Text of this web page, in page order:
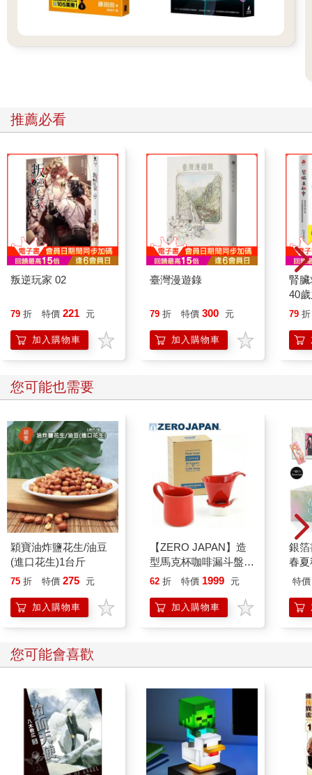
推薦必看
叛逆玩家 02
79 折 特價 221 元
加入購物車
臺灣漫遊錄
79 折 特價 300 元
加入購物車
腎
40
就
79 折
您可能也需要
穎寶油炸鹽花生/油豆
(進口花生)1台斤
75 折 特價 275 元
加入購物車
【ZERO JAPAN】造
型馬克杯咖啡漏斗盤組
（番茄紅）
62 折 特價 1999 元
加入購物車
銀
春
(綜)
特價
您可能會喜歡